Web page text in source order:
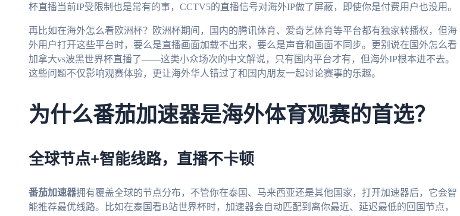
杯直播当前IP受限制也是常有的事，CCTV5的直播信号对海外IP做了屏蔽，即使你是付费用户也没用。
再比如在海外怎么看欧洲杯？欧洲杯期间，国内的腾讯体育、爱奇艺体育等平台都有独家转播权，但海
外用户打开这些平台时，要么是直播画面加载不出来，要么是声音和画面不同步。更别说在国外怎么看
加拿大vs波黑世界杯直播了——这类小众场次的中文解说，只有国内平台才有，但海外IP根本进不去。
这些问题不仅影响观赛体验，更让海外华人错过了和国内朋友一起讨论赛事的乐趣。
为什么番茄加速器是海外体育观赛的首选？
全球节点+智能线路，直播不卡顿
番茄加速器拥有覆盖全球的节点分布，不管你在泰国、马来西亚还是其他国家，打开加速器后，它会智
能推荐最优线路。比如在泰国看B站世界杯时，加速器会自动匹配到离你最近、延迟最低的回国节点，